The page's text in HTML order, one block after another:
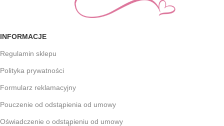
INFORMACJE
Regulamin sklepu
Polityka prywatności
Formularz reklamacyjny
Pouczenie od odstąpienia od umowy
Oświadczenie o odstąpieniu od umowy